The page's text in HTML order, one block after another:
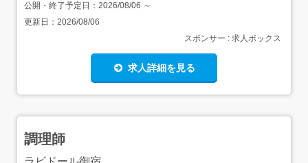
公開・終了予定日： 2026/08/06 ～
更新日： 2026/08/06
スポンサー : 求人ボックス
求人詳細を見る
調理師